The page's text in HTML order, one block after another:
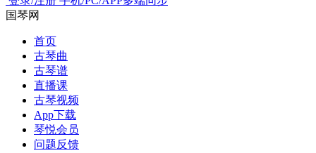
国琴网
首页
古琴曲
古琴谱
直播课
古琴视频
App下载
琴悦会员
问题反馈